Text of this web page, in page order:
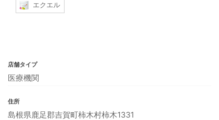
エクエル
店舗タイプ
医療機関
住所
島根県鹿足郡吉賀町柿木村柿木1331